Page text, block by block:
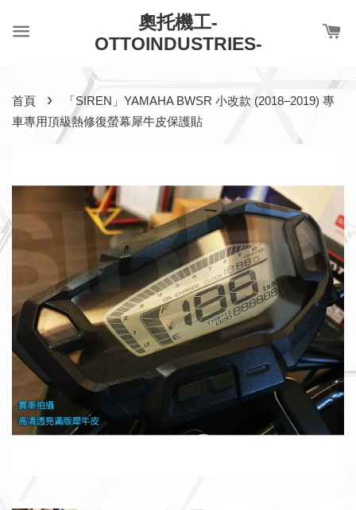
奧托機工-
OTTOINDUSTRIES-
首頁 ›
「SIREN」YAMAHA BWSR 小改款 (2018–2019) 專
車專用頂級熱修復螢幕犀牛皮保護貼